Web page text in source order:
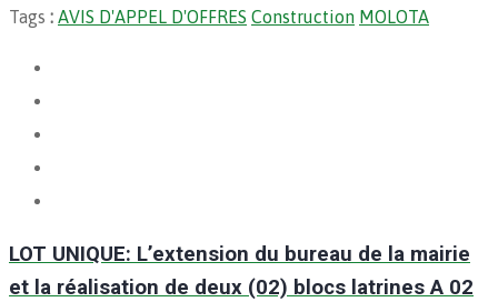
Tags : AVIS D'APPEL D'OFFRES Construction MOLOTA
LOT UNIQUE: L’extension du bureau de la mairie
et la réalisation de deux (02) blocs latrines A 02